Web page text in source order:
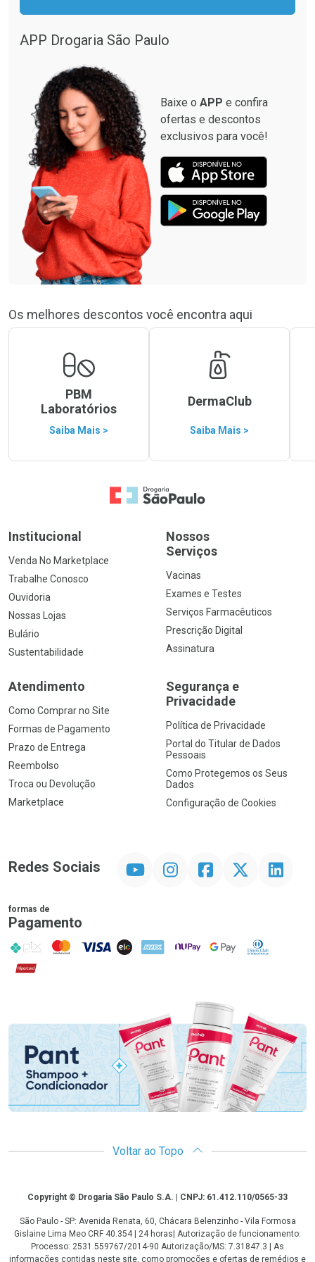
APP Drogaria São Paulo
Baixe o APP e confira
ofertas e descontos
exclusivos para você!
Os melhores descontos você encontra aqui
PBM
Laboratórios
Saiba Mais >
DermaClub
Saiba Mais >
Ir para a Home
Institucional
Venda No Marketplace
Trabalhe Conosco
Ouvidoria
Nossas Lojas
Bulário
Sustentabilidade
Nossos
Serviços
Vacinas
Exames e Testes
Serviços Farmacêuticos
Prescrição Digital
Assinatura
Atendimento
Como Comprar no Site
Formas de Pagamento
Prazo de Entrega
Reembolso
Troca ou Devolução
Marketplace
Segurança e
Privacidade
Política de Privacidade
Portal do Titular de Dados
Pessoais
Como Protegemos os Seus
Dados
Configuração de Cookies
Redes Sociais InstagramFacebookTwitter Linkedin
formas de
Pagamento
PIX MasterCard
VISA ELO AMEX NuPay Google PayDiners Club
Hipercard
Promoção em Destaque
Voltar ao Topo
CopyrightCopyright © Drogaria São Paulo S.A. | CNPJ: 61.412.110/0565-33
São Paulo - SP: Avenida Renata, 60, Chácara Belenzinho - Vila Formosa
Gislaine Lima Meo CRF 40.354 | 24 horas| Autorização de funcionamento:
Processo: 2531.559767/2014-90 Autorização/MS: 7.31847.3 | As
informações contidas neste site, como promoções e ofertas de remédios e